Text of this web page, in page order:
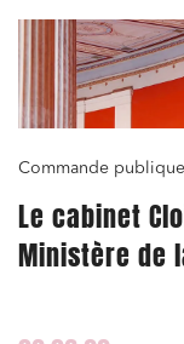
Commande publique
Le cabinet
Ministère de
Urbanisme
Banque
J'ai lu et